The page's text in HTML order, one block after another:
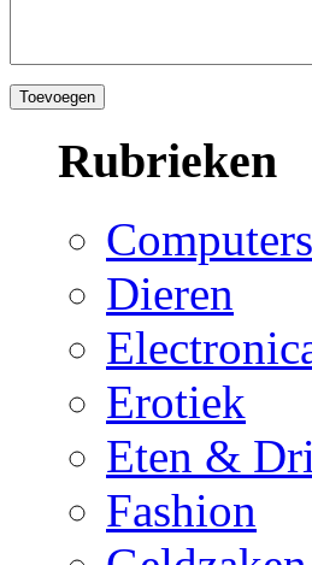
Rubrieken
Computers
Dieren
Erotiek
Eten &
Fashion